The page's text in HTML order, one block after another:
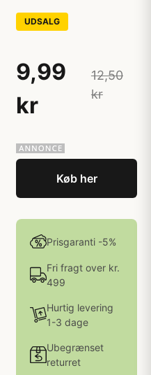
UDSALG
9,99
kr
12,50
kr
Køb her
Prisgaranti -5%
Fri fragt over kr.
499
Hurtig levering
1-3 dage
Ubegrænset
returret